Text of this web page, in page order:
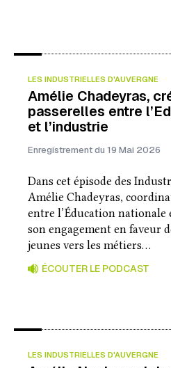
LES INDUSTRIELLES D'AUVERGNE
Amélie Chadeyras,
passerelles entre
et l’industrie
Enregistrement du 19 Mai 2026
Dans cet épisode des
Amélie Chadeyras,
entre l’Éducation nationale
son engagement en faveur
jeunes vers les métiers…
ÉCOUTER LE PODCAST
LES INDUSTRIELLES D'AUVERGNE